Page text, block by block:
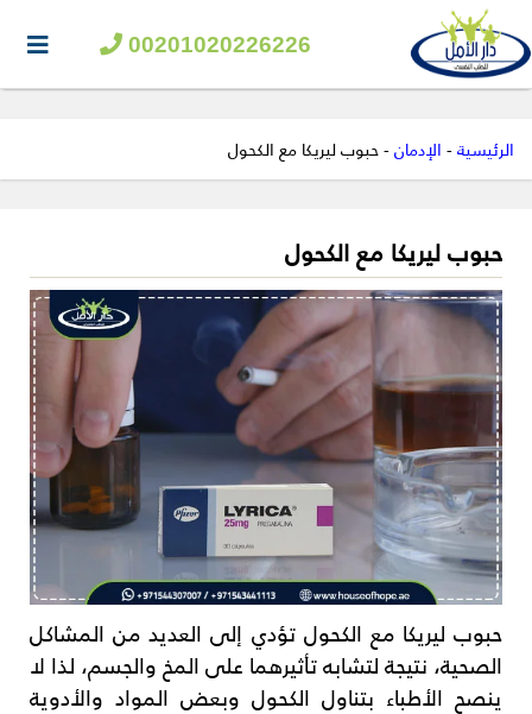
00201020226226
الرئيسية-الإدمان-حبوب ليريكا مع الكحول
حبوب ليريكا مع الكحول
حبوب ليريكا مع الكحول تؤدي إلى العديد من المشاكل
الصحية، نتيجة لتشابه تأثيرهما على المخ والجسم، لذا لا
ينصح الأطباء بتناول الكحول وبعض المواد والأدوية